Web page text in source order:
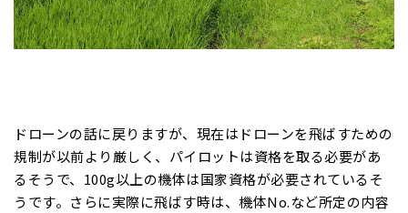
ドローンの話に戻りますが、現在はドローンを飛ばすための
規制が以前より厳しく、パイロットは資格を取る必要があ
るそうで、100g以上の機体は国家資格が必要されているそ
うです。さらに実際に飛ばす時は、機体No.など所定の内容